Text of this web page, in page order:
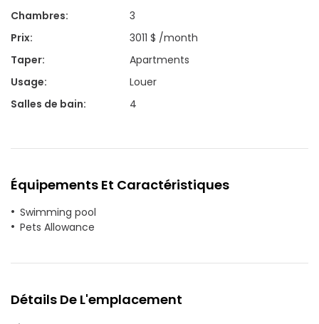
Chambres:
3
Prix:
3011 $ /month
Taper:
Apartments
Usage:
Louer
Salles de bain: 4
Équipements Et Caractéristiques
Swimming pool
Pets Allowance
Détails De L'emplacement